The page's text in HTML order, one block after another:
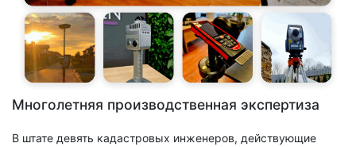
Многолетняя производственная экспертиза
В штате девять кадастровых инженеров, действующие